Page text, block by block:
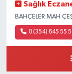
Sağlık
BAHÇELER MAH
0 (354) 645 55
Video
Yazarlar